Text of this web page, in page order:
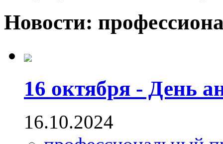
Новости:
16 октября - День
16.10.2024